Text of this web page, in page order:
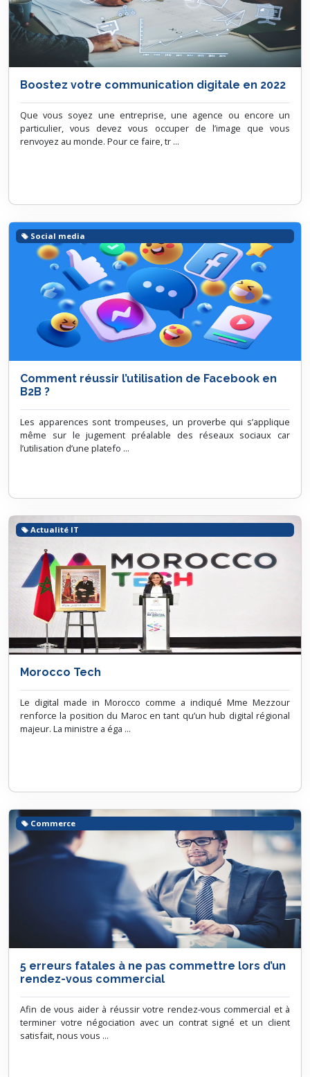
Boostez votre communication digitale en 2022
Que vous soyez une entreprise, une agence ou encore un
particulier, vous devez vous occuper de l’image que vous
renvoyez au monde. Pour ce faire, tr ...
Comment réussir l’utilisation de Facebook en
B2B ?
Les apparences sont trompeuses, un proverbe qui s’applique
même sur le jugement préalable des réseaux sociaux car
l’utilisation d’une platefo ...
Social media
Morocco Tech
Le digital made in Morocco comme a indiqué Mme Mezzour
renforce la position du Maroc en tant qu’un hub digital régional
majeur. La ministre a éga ...
Actualité IT
5 erreurs fatales à ne pas commettre lors d’un
rendez-vous commercial
Afin de vous aider à réussir votre rendez-vous commercial et à
terminer votre négociation avec un contrat signé et un client
satisfait, nous vous ...
Commerce